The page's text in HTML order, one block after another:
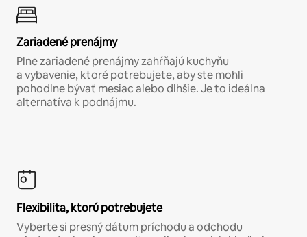
Zariadené prenájmy
Plne zariadené prenájmy zahŕňajú kuchyňu
a vybavenie, ktoré potrebujete, aby ste mohli
pohodlne bývať mesiac alebo dlhšie. Je to ideálna
alternatíva k podnájmu.
Flexibilita, ktorú potrebujete
Vyberte si presný dátum príchodu a odchodu